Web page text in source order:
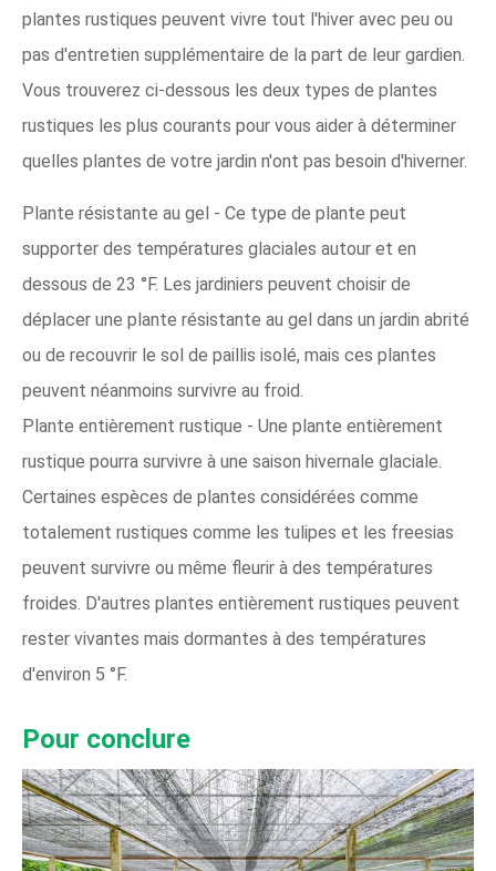
plantes rustiques peuvent vivre tout l'hiver avec peu ou
pas d'entretien supplémentaire de la part de leur gardien.
Vous trouverez ci-dessous les deux types de plantes
rustiques les plus courants pour vous aider à déterminer
quelles plantes de votre jardin n'ont pas besoin d'hiverner.
Plante résistante au gel - Ce type de plante peut
supporter des températures glaciales autour et en
dessous de 23 °F. Les jardiniers peuvent choisir de
déplacer une plante résistante au gel dans un jardin abrité
ou de recouvrir le sol de paillis isolé, mais ces plantes
peuvent néanmoins survivre au froid.
Plante entièrement rustique - Une plante entièrement
rustique pourra survivre à une saison hivernale glaciale.
Certaines espèces de plantes considérées comme
totalement rustiques comme les tulipes et les freesias
peuvent survivre ou même fleurir à des températures
froides. D'autres plantes entièrement rustiques peuvent
rester vivantes mais dormantes à des températures
d'environ 5 °F.
Pour conclure